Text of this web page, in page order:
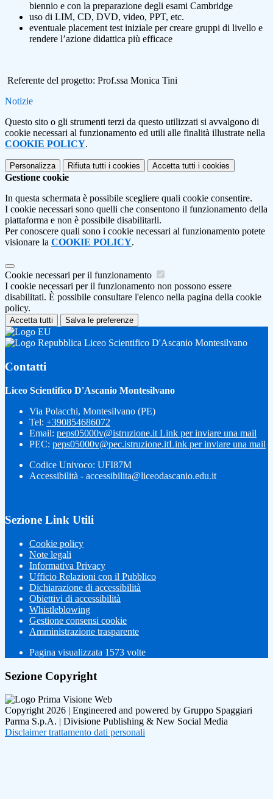
biennio e con la preparazione degli esami Cambridge
uso di LIM, CD, DVD, video, PPT, etc.
eventuale placement test iniziale per creare gruppi di livello e
rendere l’azione didattica più efficace
Referente del progetto: Prof.ssa Monica Tini
Notizie
Questo sito o gli strumenti terzi da questo utilizzati si avvalgono di
cookie necessari al funzionamento ed utili alle finalità illustrate nella
COOKIE POLICY.
Personalizza Rifiuta tutti i cookies Accetta tutti i cookies
Gestione cookie
In questa schermata è possibile scegliere quali cookie consentire.
I cookie necessari sono quelli che consentono il funzionamento della
piattaforma e non è possibile disabilitarli.
Per conoscere quali sono i cookie necessari al funzionamento potete
visionare la COOKIE POLICY.
Cookie necessari per il funzionamento
I cookie necessari per il funzionamento non possono essere
disabilitati. È possibile consultare l'elenco nella pagina della cookie
policy.
Accetta tutti Salva le preferenze
Liceo Scientifico D'Ascanio Montesilvano
Contatti
Liceo Scientifico D'Ascanio Montesilvano
Via Polacchi, Montesilvano (PE)
Tel: +390854686072
Email: peps05000v@istruzione.it Link per inviare una mail
PEC: peps05000v@pec.istruzione.itLink per inviare una mail
Codice Univoco: UFI87M
Accessibilità - accessibilita@liceodascanio.edu.it
Sezione Link Utili
Cookie policy
Note legali
Informativa Privacy
Ufficio Relazioni con il Pubblico
Dichiarazione di accessibilità
Obiettivi di accessibilità
Whistleblowing
Gestione consensi cookie
Amministrazione trasparente
Pagina visualizzata 1573 volte
Sezione Copyright
Copyright 2026 | Engineered and powered by Gruppo Spaggiari
Parma S.p.A. | Divisione Publishing & New Social Media
Disclaimer trattamento dati personali